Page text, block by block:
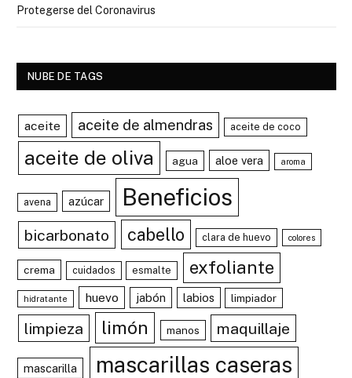
Protegerse del Coronavirus
NUBE DE TAGS
aceite aceite de almendras aceite de coco
aceite de oliva agua aloe vera aroma
avena azúcar Beneficios
bicarbonato cabello clara de huevo colores
crema cuidados esmalte exfoliante
hidratante huevo jabón labios limpiador
limpieza limón manos maquillaje
mascarilla mascarillas caseras